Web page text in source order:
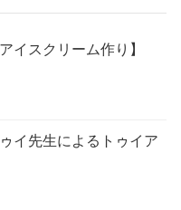
イスクリーム作り】
イ先生によるトゥイア